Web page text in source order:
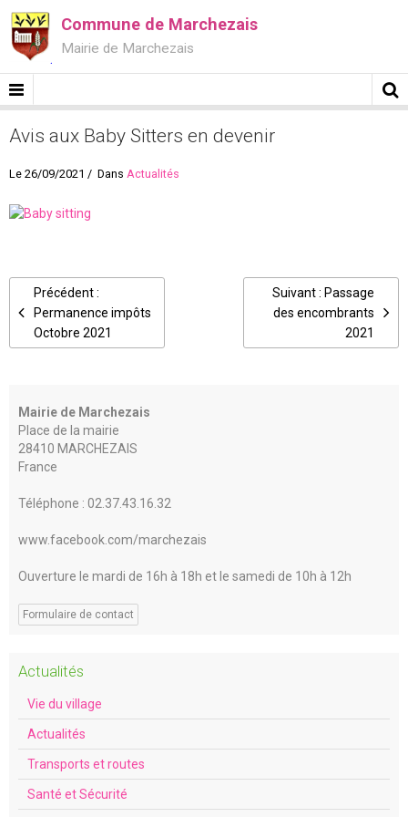
Commune de Marchezais
Mairie de Marchezais
Avis aux Baby Sitters en devenir
Le 26/09/2021 Dans Actualités
Précédent :
Permanence impôts
Octobre 2021
Suivant : Passage
des encombrants
2021
Mairie de Marchezais
Place de la mairie
28410 MARCHEZAIS
France
Téléphone : 02.37.43.16.32
www.facebook.com/marchezais
Ouverture le mardi de 16h à 18h et le samedi de 10h à 12h
Formulaire de contact
Actualités
Vie du village
Actualités
Transports et routes
Santé et Sécurité